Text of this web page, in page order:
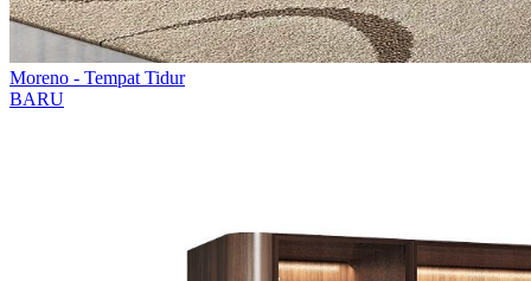
Moreno - Tempat Tidur
BARU